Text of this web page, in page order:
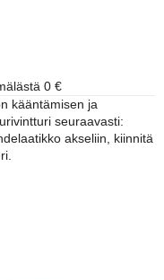
0 €
kääntämisen ja
seuraavasti:
akseliin, kiinnitä